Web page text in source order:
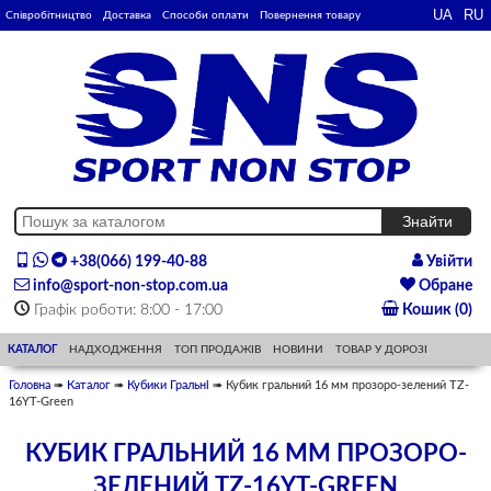
Співробітництво Доставка Способи оплати Повернення товару
+38(066) 199-40-88
info@sport-non-stop.com.ua
Графік роботи: 8:00 - 17:00
Увійти
Обране
Кошик (0)
КАТАЛОГ НАДХОДЖЕННЯ ТОП ПРОДАЖІВ НОВИНИ ТОВАР У ДОРОЗІ
Головна ➠ Каталог ➠ Кубики Гральні ➠ Кубик гральний 16 мм прозоро-зелений TZ-
16YT-Green
КУБИК ГРАЛЬНИЙ 16 ММ ПРОЗОРО-